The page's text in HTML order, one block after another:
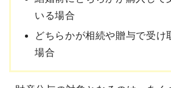
いる場合
どちらかが相続や贈与で受け
場合